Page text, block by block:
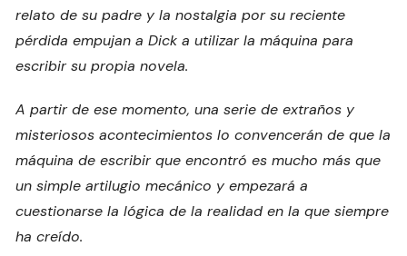
relato de su padre y la nostalgia por su reciente
pérdida empujan a Dick a utilizar la máquina para
escribir su propia novela.
A partir de ese momento, una serie de extraños y
misteriosos acontecimientos lo convencerán de que la
máquina de escribir que encontró es mucho más que
un simple artilugio mecánico y empezará a
cuestionarse la lógica de la realidad en la que siempre
ha creído.